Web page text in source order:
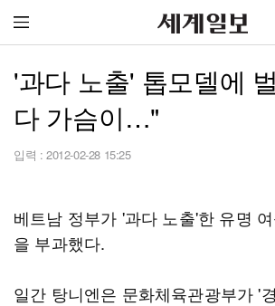
'과다 노출' 톱모델에
다 가슴이…"
입력 : 2012-02-28 15:25
베트남 정부가 '과다 노출'한 유명
을 부과했다.
일간 탕니엔은 문화체육관광부가 '